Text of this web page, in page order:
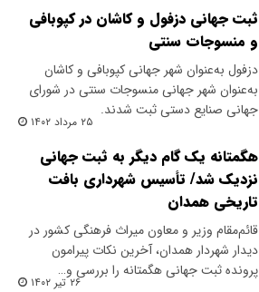
ثبت جهانی دزفول و کاشان در کپوبافی
و منسوجات سنتی
دزفول به‌عنوان شهر جهانی کپوبافی و کاشان
به‌عنوان شهر جهانی منسوجات سنتی در شورای
جهانی صنایع دستی ثبت شدند.
۲۵ مرداد ۱۴۰۲
هگمتانه یک گام دیگر به ثبت جهانی
نزدیک شد/ تأسیس شهرداری بافت
تاریخی همدان
قائم‌مقام وزیر و معاون میراث فرهنگی کشور در
دیدار شهردار همدان، آخرین نکات پیرامون
پرونده ثبت جهانی هگمتانه را بررسی و…
۲۶ تیر ۱۴۰۲